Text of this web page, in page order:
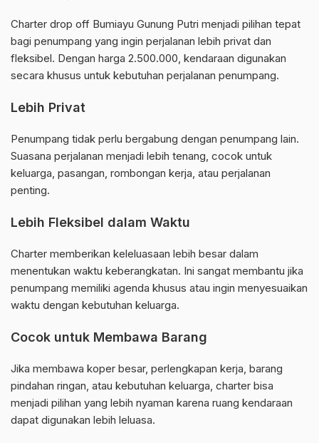
Charter drop off Bumiayu Gunung Putri menjadi pilihan tepat
bagi penumpang yang ingin perjalanan lebih privat dan
fleksibel. Dengan harga 2.500.000, kendaraan digunakan
secara khusus untuk kebutuhan perjalanan penumpang.
Lebih Privat
Penumpang tidak perlu bergabung dengan penumpang lain.
Suasana perjalanan menjadi lebih tenang, cocok untuk
keluarga, pasangan, rombongan kerja, atau perjalanan
penting.
Lebih Fleksibel dalam Waktu
Charter memberikan keleluasaan lebih besar dalam
menentukan waktu keberangkatan. Ini sangat membantu jika
penumpang memiliki agenda khusus atau ingin menyesuaikan
waktu dengan kebutuhan keluarga.
Cocok untuk Membawa Barang
Jika membawa koper besar, perlengkapan kerja, barang
pindahan ringan, atau kebutuhan keluarga, charter bisa
menjadi pilihan yang lebih nyaman karena ruang kendaraan
dapat digunakan lebih leluasa.